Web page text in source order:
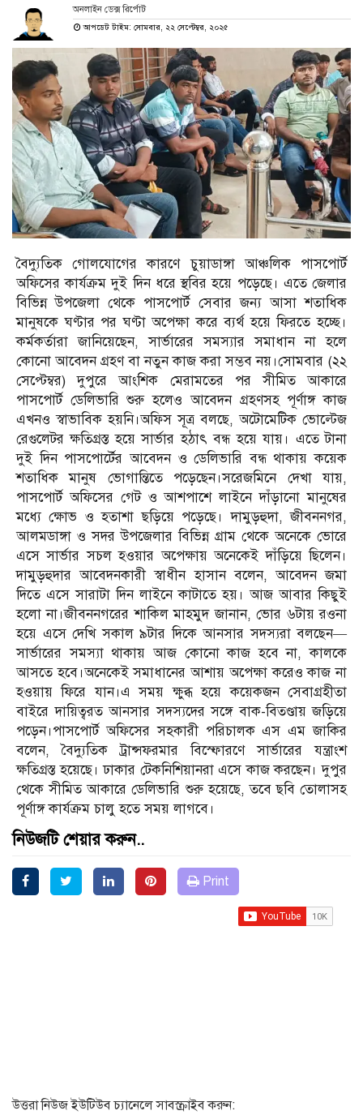
অনলাইন ডেক্স রির্পোট
আপডেট টাইম: সোমবার, ২২ সেপ্টেম্বর, ২০২৫
বৈদ্যুতিক গোলযোগের কারণে চুয়াডাঙ্গা আঞ্চলিক পাসপোর্ট
অফিসের কার্যক্রম দুই দিন ধরে স্থবির হয়ে পড়েছে। এতে জেলার
বিভিন্ন উপজেলা থেকে পাসপোর্ট সেবার জন্য আসা শতাধিক
মানুষকে ঘণ্টার পর ঘণ্টা অপেক্ষা করে ব্যর্থ হয়ে ফিরতে হচ্ছে।
কর্মকর্তারা জানিয়েছেন, সার্ভারের সমস্যার সমাধান না হলে
কোনো আবেদন গ্রহণ বা নতুন কাজ করা সম্ভব নয়।সোমবার (২২
সেপ্টেম্বর) দুপুরে আংশিক মেরামতের পর সীমিত আকারে
পাসপোর্ট ডেলিভারি শুরু হলেও আবেদন গ্রহণসহ পূর্ণাঙ্গ কাজ
এখনও স্বাভাবিক হয়নি।অফিস সূত্র বলছে, অটোমেটিক ভোল্টেজ
রেগুলেটর ক্ষতিগ্রস্ত হয়ে সার্ভার হঠাৎ বন্ধ হয়ে যায়। এতে টানা
দুই দিন পাসপোর্টের আবেদন ও ডেলিভারি বন্ধ থাকায় কয়েক
শতাধিক মানুষ ভোগান্তিতে পড়েছেন।সরেজমিনে দেখা যায়,
পাসপোর্ট অফিসের গেট ও আশপাশে লাইনে দাঁড়ানো মানুষের
মধ্যে ক্ষোভ ও হতাশা ছড়িয়ে পড়েছে। দামুড়হুদা, জীবননগর,
আলমডাঙ্গা ও সদর উপজেলার বিভিন্ন গ্রাম থেকে অনেকে ভোরে
এসে সার্ভার সচল হওয়ার অপেক্ষায় অনেকেই দাঁড়িয়ে ছিলেন।
দামুড়হুদার আবেদনকারী স্বাধীন হাসান বলেন, আবেদন জমা
দিতে এসে সারাটা দিন লাইনে কাটাতে হয়। আজ আবার কিছুই
হলো না।জীবননগরের শাকিল মাহমুদ জানান, ভোর ৬টায় রওনা
হয়ে এসে দেখি সকাল ৯টার দিকে আনসার সদস্যরা বলছেন—
সার্ভারের সমস্যা থাকায় আজ কোনো কাজ হবে না, কালকে
আসতে হবে।অনেকেই সমাধানের আশায় অপেক্ষা করেও কাজ না
হওয়ায় ফিরে যান।এ সময় ক্ষুব্ধ হয়ে কয়েকজন সেবাগ্রহীতা
বাইরে দায়িত্বরত আনসার সদস্যদের সঙ্গে বাক-বিতণ্ডায় জড়িয়ে
পড়েন।পাসপোর্ট অফিসের সহকারী পরিচালক এস এম জাকির
বলেন, বৈদ্যুতিক ট্রান্সফরমার বিস্ফোরণে সার্ভারের যন্ত্রাংশ
ক্ষতিগ্রস্ত হয়েছে। ঢাকার টেকনিশিয়ানরা এসে কাজ করছেন। দুপুর
থেকে সীমিত আকারে ডেলিভারি শুরু হয়েছে, তবে ছবি তোলাসহ
পূর্ণাঙ্গ কার্যক্রম চালু হতে সময় লাগবে।
নিউজটি শেয়ার করুন..
Print
উত্তরা নিউজ ইউটিউব চ্যানেলে সাবস্ক্রাইব করুন: